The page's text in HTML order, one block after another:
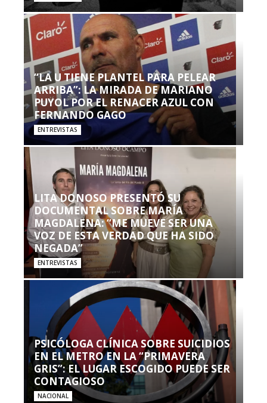
“LA U TIENE PLANTEL PARA PELEAR
ARRIBA”: LA MIRADA DE MARIANO
PUYOL POR EL RENACER AZUL CON
FERNANDO GAGO
ENTREVISTAS
LITA DONOSO PRESENTÓ SU
DOCUMENTAL SOBRE MARÍA
MAGDALENA: “ME MUEVE SER UNA
VOZ DE ESTA VERDAD QUE HA SIDO
NEGADA”
ENTREVISTAS
PSICÓLOGA CLÍNICA SOBRE SUICIDIOS
EN EL METRO EN LA “PRIMAVERA
GRIS”: EL LUGAR ESCOGIDO PUEDE SER
CONTAGIOSO
NACIONAL